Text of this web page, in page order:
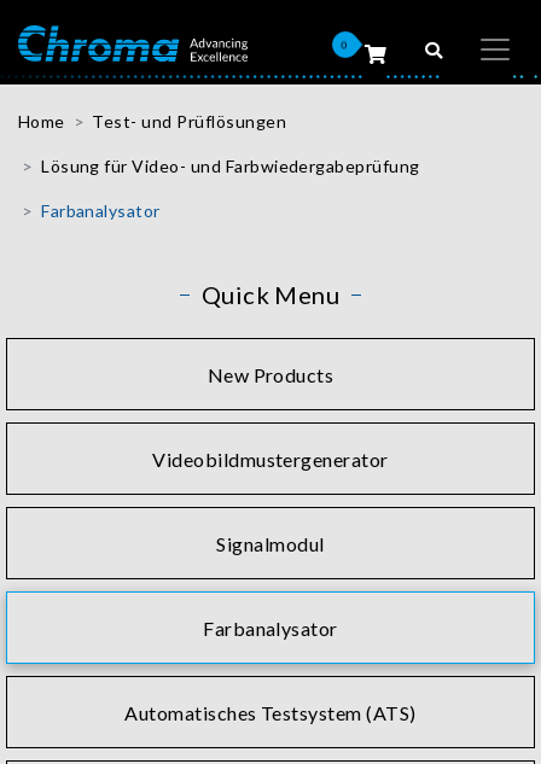
0
Home Test- und Prüflösungen
Lösung für Video- und Farbwiedergabeprüfung
Farbanalysator
Quick Menu
New Products
Videobildmustergenerator
Signalmodul
Farbanalysator
Automatisches Testsystem (ATS)